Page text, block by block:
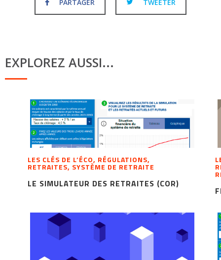
PARTAGER TWEETER
EXPLOREZ AUSSI...
LES CLÉS DE L’ÉCO, RÉGULATIONS,
RETRAITES, SYSTÈME DE RETRAITE
LE SIMULATEUR DES RETRAITES (COR)